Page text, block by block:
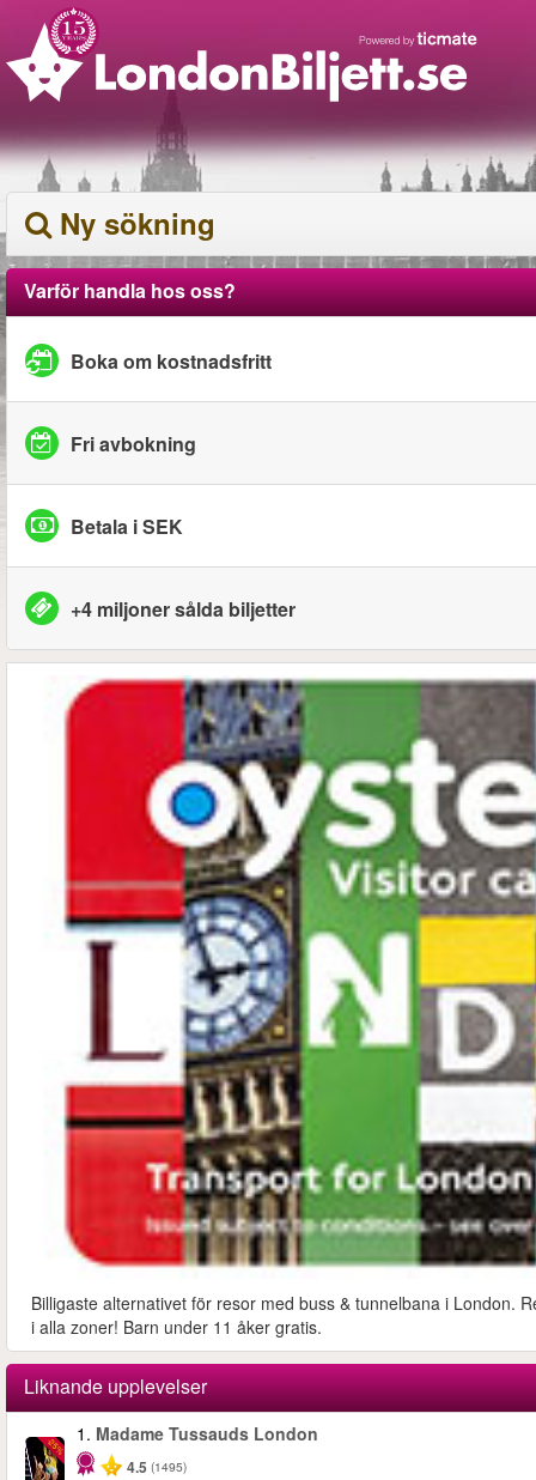
Ny sökning
Varför handla hos oss?
Boka om kostnadsfritt
Fri avbokning
Betala i SEK
+4 miljoner sålda biljetter
Billigaste alternativet för resor med buss & tunnelbana i London.
i alla zoner! Barn under 11 åker gratis.
Liknande upplevelser
-25%
1. Madame Tussauds London
4.5 (1495)